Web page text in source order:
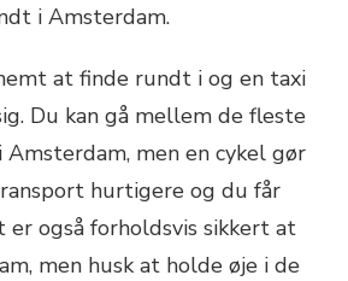
i Amsterdam.
at finde rundt i og en taxi
Du kan gå mellem de fleste
men en cykel gør
hurtigere og du får
er også forholdsvis sikkert at
men husk at holde øje i de